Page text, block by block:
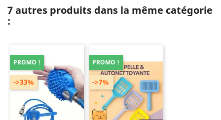
7 autres produits dans la même catégorie
:
->33%
PROMO !
->7%
PROMO !